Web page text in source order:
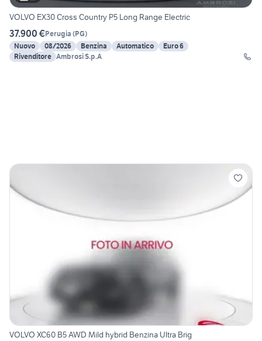
VOLVO EX30 Cross Country P5 Long Range Electric
37.900 €Perugia (PG)
Nuovo
08/2026 Benzina Automatico
Euro 6
Rivenditore Ambrosi S.p.A
VOLVO XC60 B5 AWD Mild hybrid Benzina Ultra Brig